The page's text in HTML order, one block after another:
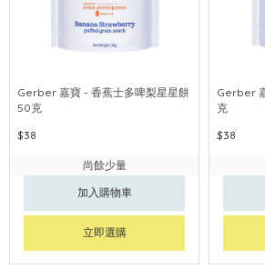
Gerber 嘉寶 - 香蕉士多啤梨星星餅
50克
$38
尚餘少量
加入購物車
立即選購
Gerber
克
$38